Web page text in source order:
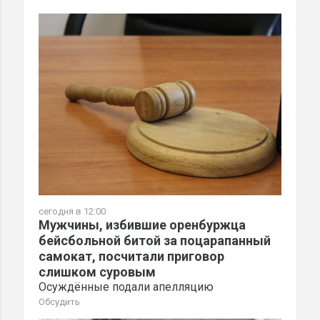
сегодня в 12:00
Мужчины, избившие оренбуржца
бейсбольной битой за поцарапанный
самокат, посчитали приговор
слишком суровым
Осуждённые подали апелляцию
Обсудить